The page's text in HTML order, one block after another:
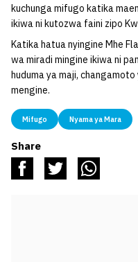
kuchunga mifugo katika
ikiwa ni kutozwa faini zipo
Katika hatua nyingine Mhe
wa miradi mingine ikiwa ni
huduma ya maji,
mengine.
Mifugo Nyama ya Mara
Share